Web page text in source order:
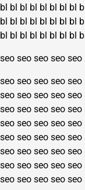
bl bl bl bl bl bl bl bl
bl bl bl bl bl bl bl bl
bl bl bl bl bl bl bl bl
seo seo seo seo seo
seo seo seo seo seo
seo seo seo seo seo
seo seo seo seo seo
seo seo seo seo seo
seo seo seo seo seo
seo seo seo seo seo
seo seo seo seo seo
seo seo seo seo seo